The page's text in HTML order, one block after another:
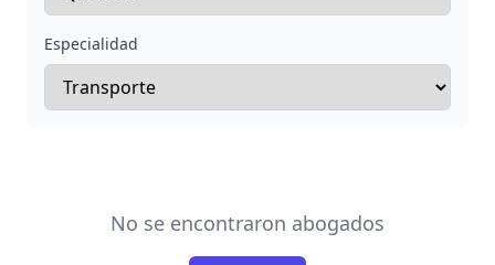
Especialidad
No se encontraron abogados